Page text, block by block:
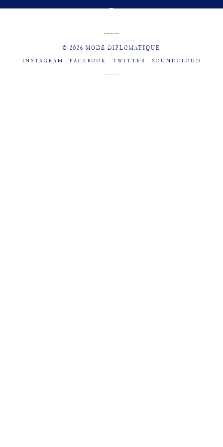
© 2026 MODE DIPLOMATIQUE
INSTAGRAM FACEBOOK TWITTER SOUNDCLOUD